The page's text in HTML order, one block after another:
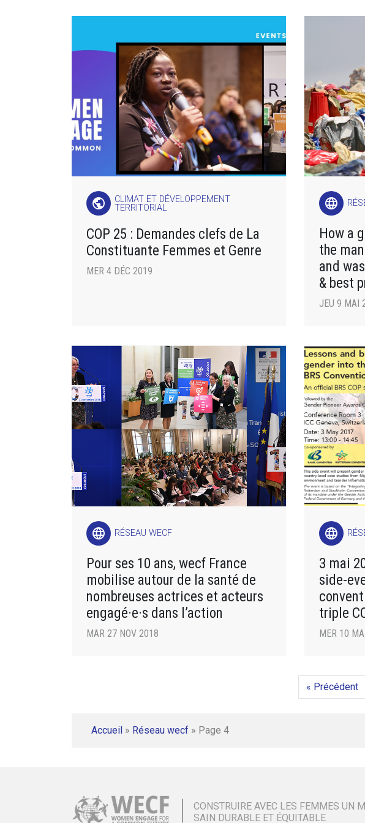
public
CLIMAT ET DÉVELOPPEMENT
TERRITORIAL
COP 25 : Demandes clefs de La
Constituante Femmes et Genre
MER 4 DÉC 2019
language
How a
the
and
& best
JEU 9 MAI
language RÉSEAU WECF
Pour ses 10 ans, wecf France
mobilise autour de la santé de
nombreuses actrices et acteurs
engagé·e·s dans l’action
MAR 27 NOV 2018
language
3 mai
side-
triple
MER 10
« Précédent
Accueil » Réseau wecf » Page 4
CONSTRUIRE AVEC LES FEMMES UN
SAIN DURABLE ET ÉQUITABLE